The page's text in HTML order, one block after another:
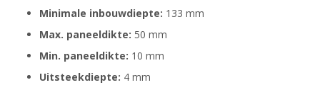
Minimale inbouwdiepte: 133 mm
Max. paneeldikte: 50 mm
Min. paneeldikte: 10 mm
Uitsteekdiepte: 4 mm